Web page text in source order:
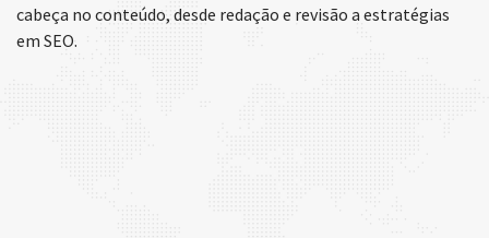
cabeça no conteúdo, desde redação e revisão a estratégias
em SEO.